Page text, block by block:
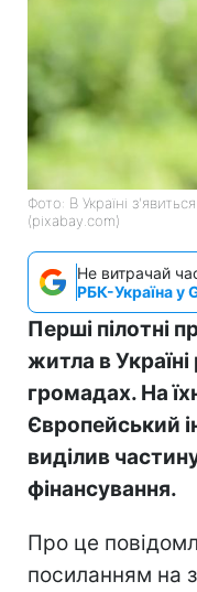
Фото: В Україні
(pixabay.com)
Не витрачай
РБК-Україна у
Перші пілотні
житла в
громадах. На
Європейський
виділив
фінансування.
Про це
посиланням на